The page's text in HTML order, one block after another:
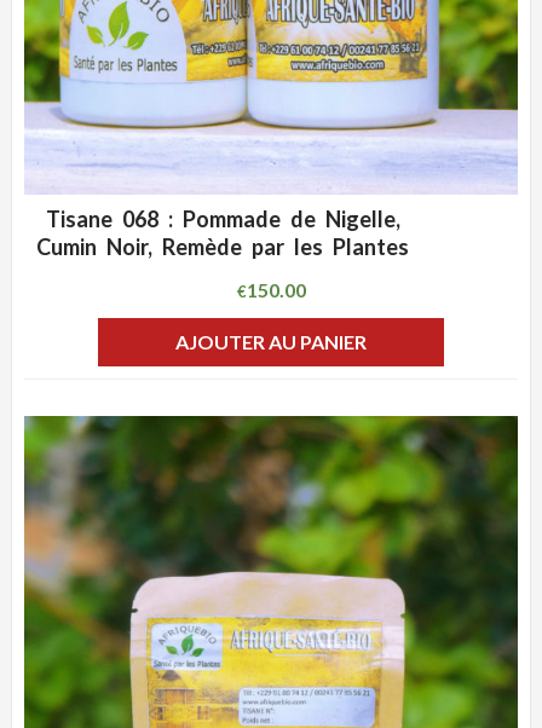
CLIQUEZ POUR VOIR
ADD WISHLIST
Tisane 068 : Pommade de Nigelle,
Cumin Noir, Remède par les Plantes
€150.00
AJOUTER AU PANIER